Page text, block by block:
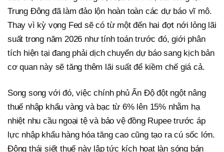
Trung Đông đã làm đảo lộn hoàn toàn các dự báo vĩ mô.
Thay vì kỳ vọng Fed sẽ có từ một đến hai đợt nới lỏng lãi
suất trong năm 2026 như tính toán trước đó, giới phân
tích hiện tại đang phải dịch chuyển dự báo sang kịch bản
cơ quan này sẽ tăng thêm lãi suất để kiềm chế giá cả.
Song song với đó, việc chính phủ Ấn Độ đột ngột nâng
thuế nhập khẩu vàng và bạc từ 6% lên 15% nhằm hạ
nhiệt nhu cầu ngoại tệ và bảo vệ đồng Rupee trước áp
lực nhập khẩu hàng hóa tăng cao cũng tạo ra cú sốc lớn.
Động thái siết thuế này lập tức kích hoạt làn sóng bán